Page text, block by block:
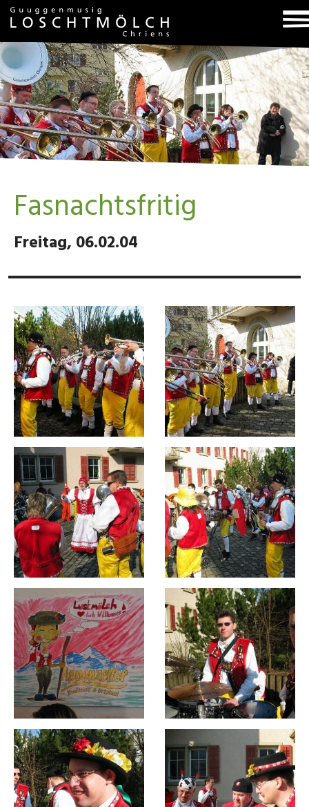
Fasnachtsfritig
Freitag, 06.02.04